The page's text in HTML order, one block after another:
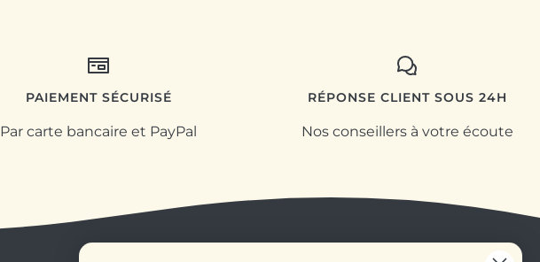
PAIEMENT SÉCURISÉ
Par carte bancaire et PayPal
RÉPONSE CLIENT SOUS 24H
Nos conseillers à votre écoute